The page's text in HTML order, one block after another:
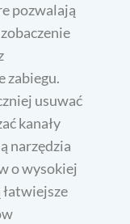
pozwalają
zabiegu.
usuwać
kanały
narzędzia
o wysokiej